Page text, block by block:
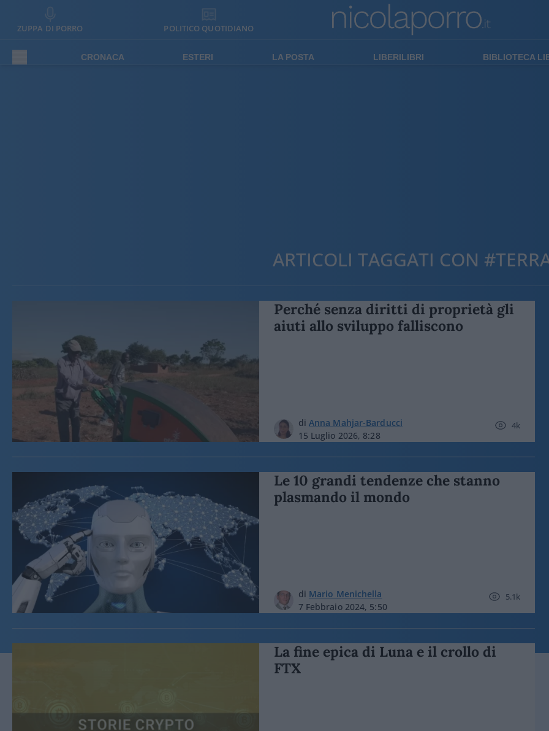
ZUPPA DI PORRO POLITICO QUOTIDIANO
CRONACA ESTERI LA POSTA LIBERILIBRI BIBLIOTECA
ARTICOLI TAGGATI CON
Perché senza diritti di proprietà gli
aiuti allo sviluppo falliscono
di Anna Mahjar-Barducci
15 Luglio 2026, 8:28
4k
Le 10 grandi tendenze che stanno
plasmando il mondo
di Mario Menichella
7 Febbraio 2024, 5:50
5.1k
La fine epica di Luna e il crollo di
FTX